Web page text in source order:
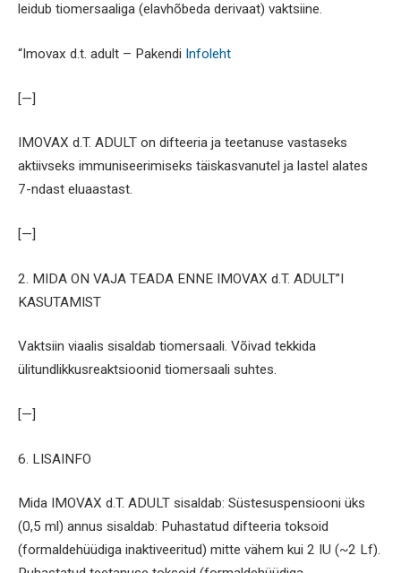
leidub tiomersaaliga (elavhõbeda derivaat) vaktsiine.
“Imovax d.t. adult – Pakendi Infoleht
[—]
IMOVAX d.T. ADULT on difteeria ja teetanuse vastaseks
aktiivseks immuniseerimiseks täiskasvanutel ja lastel alates
7-ndast eluaastast.
[—]
2. MIDA ON VAJA TEADA ENNE IMOVAX d.T. ADULT”I
KASUTAMIST
Vaktsiin viaalis sisaldab tiomersaali. Võivad tekkida
ülitundlikkusreaktsioonid tiomersaali suhtes.
[—]
6. LISAINFO
Mida IMOVAX d.T. ADULT sisaldab: Süstesuspensiooni üks
(0,5 ml) annus sisaldab: Puhastatud difteeria toksoid
(formaldehüüdiga inaktiveeritud) mitte vähem kui 2 IU (~2 Lf).